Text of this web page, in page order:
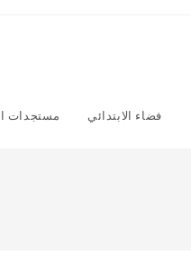
مستجدات فضاء الابتدائي